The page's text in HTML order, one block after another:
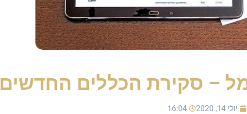
– סקירת הכללים החדשים
יולי 14, 2020 16:04